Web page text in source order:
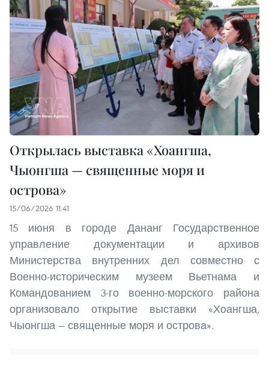
Открылась выставка «Хоангша,
Чыонгша — священные моря и
острова»
15/06/2026 11:41
15 июня в городе Дананг Государственное
управление документации и архивов
Министерства внутренних дел совместно с
Военно-историческим музеем Вьетнама и
Командованием 3-го военно-морского района
организовало открытие выставки «Хоангша,
Чыонгша — священные моря и острова».